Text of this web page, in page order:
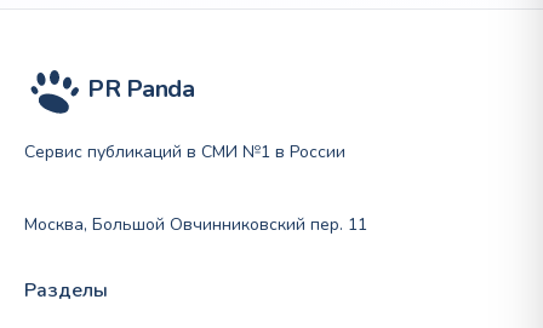
PR Panda
Сервис публикаций в СМИ №1 в России
Москва, Большой Овчинниковский пер. 11
Разделы